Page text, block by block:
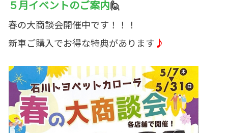
５月イベントのご案内🙋
春の大商談会開催中です！！！
新車ご購入でお得な特典があります♪